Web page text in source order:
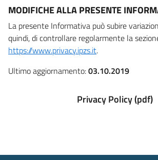
MODIFICHE ALLA PRESENTE
La presente Informativa può subire
quindi, di controllare regolarmente la
https://www.privacy.ipzs.it.
Ultimo aggiornamento:03.10.2019
Privacy Policy (pdf)